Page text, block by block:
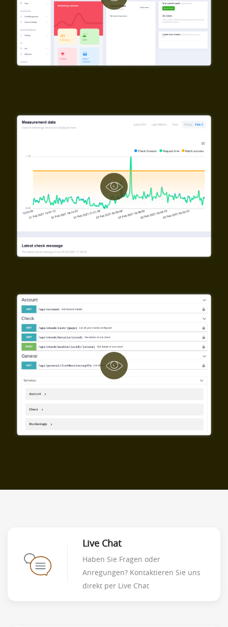
Live Chat
Haben Sie Fragen oder
Anregungen? Kontaktieren Sie uns
direkt per Live Chat